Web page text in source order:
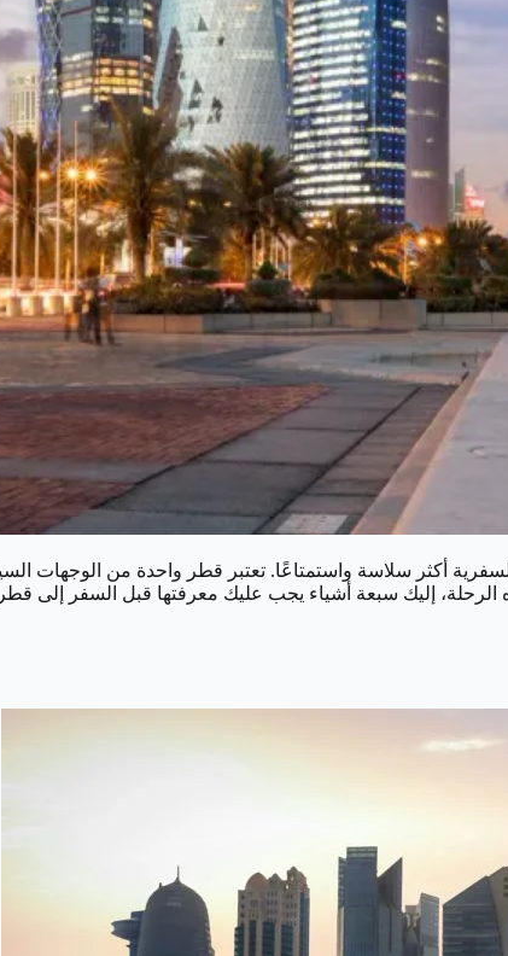
أكثر سلاسة واستمتاعًا. تعتبر قطر واحدة من الوجهات
الرحلة، إليك سبعة أشياء يجب عليك معرفتها قبل السفر إلى